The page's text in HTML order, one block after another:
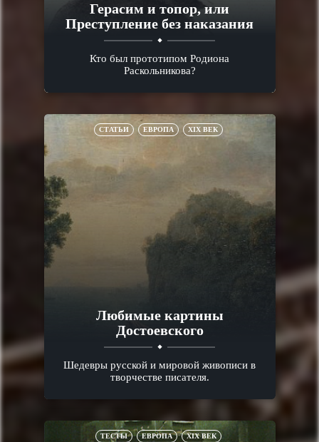
Герасим и топор, или
Преступление без наказания
Кто был прототипом Родиона
Раскольникова?
СТАТЬИ ЕВРОПА XIX ВЕК
Любимые картины
Достоевского
Шедевры русской и мировой живописи в
творчестве писателя.
ТЕСТЫ ЕВРОПА XIX ВЕК